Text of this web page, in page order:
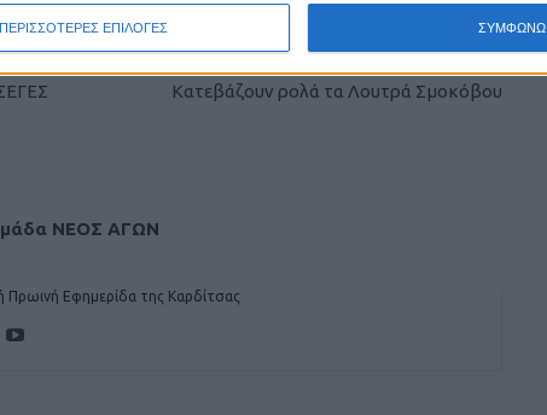
ΠΕΡΙΣΣΟΤΕΡΕΣ ΕΠΙΛΟΓΕΣ ΣΥΜΦΩΝΩ
ΕΠΟΜΕΝΟ ΑΡΘΡΟ
Κατεβάζουν ρολά τα Λουτρά Σμοκόβου
ΝΕΟΣ ΑΓΩΝ
Πρωινή Εφημερίδα της Καρδίτσας